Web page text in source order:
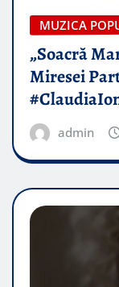
MUZICA
„Soacră
Miresei
admin